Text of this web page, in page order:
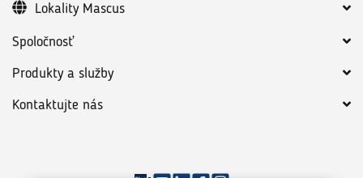
Spoločnosť
Produkty a služby
Kontaktujte nás
Lokality Mascus